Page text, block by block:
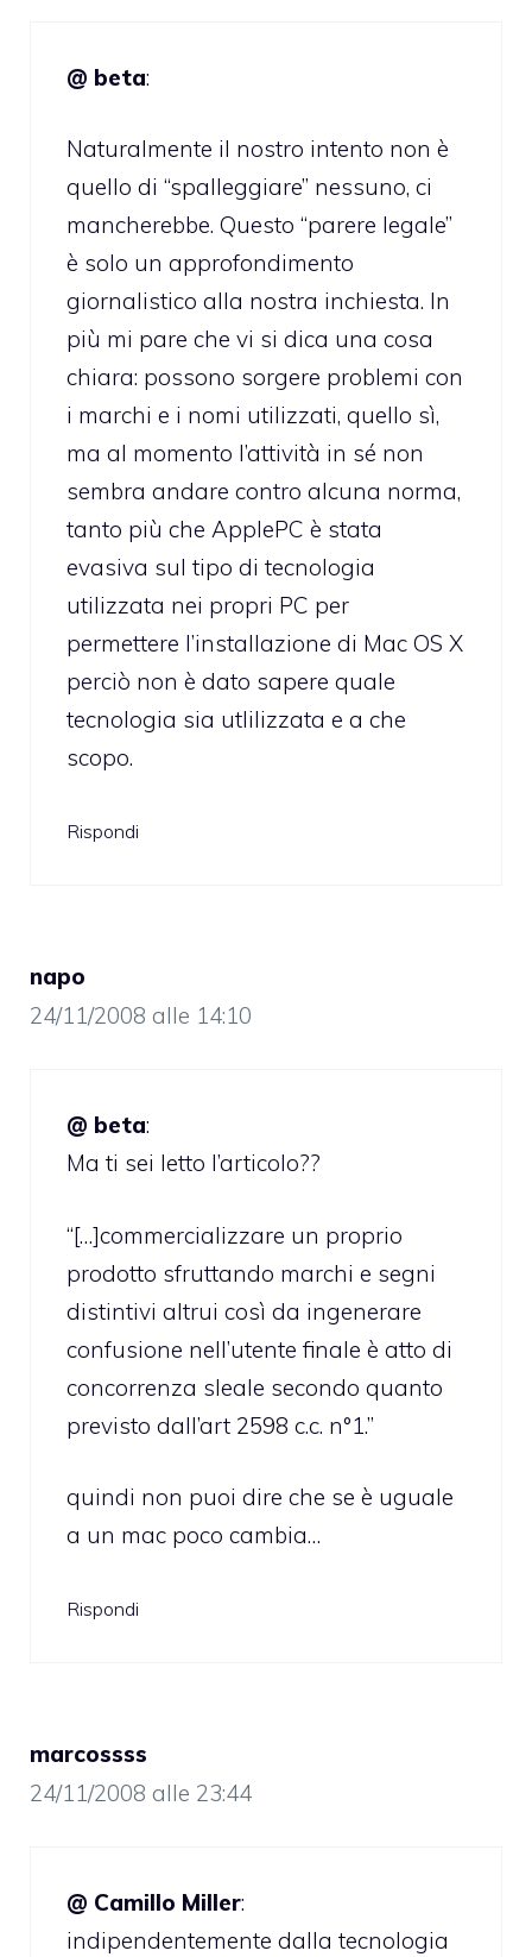
@ beta:
Naturalmente il nostro intento non è
quello di “spalleggiare” nessuno, ci
mancherebbe. Questo “parere legale”
è solo un approfondimento
giornalistico alla nostra inchiesta. In
più mi pare che vi si dica una cosa
chiara: possono sorgere problemi con
i marchi e i nomi utilizzati, quello sì,
ma al momento l’attività in sé non
sembra andare contro alcuna norma,
tanto più che ApplePC è stata
evasiva sul tipo di tecnologia
utilizzata nei propri PC per
permettere l’installazione di Mac OS X
perciò non è dato sapere quale
tecnologia sia utlilizzata e a che
scopo.
Rispondi
napo
24/11/2008 alle 14:10
@ beta:
Ma ti sei letto l’articolo??
“[…]commercializzare un proprio
prodotto sfruttando marchi e segni
distintivi altrui così da ingenerare
confusione nell’utente finale è atto di
concorrenza sleale secondo quanto
previsto dall’art 2598 c.c. n°1.”
quindi non puoi dire che se è uguale
a un mac poco cambia…
Rispondi
marcossss
24/11/2008 alle 23:44
@ Camillo Miller:
indipendentemente dalla tecnologia